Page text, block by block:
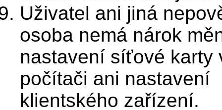
Uživatel ani jiná
osoba nemá nárok
nastavení síťové karty
počítači ani nastavení
klientského zařízení.